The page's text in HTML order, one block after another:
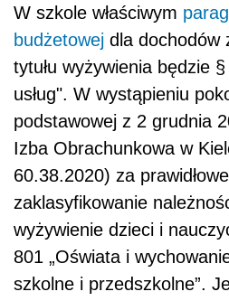
W szkole właściwym
budżetowej dla dochodów
tytułu wyżywienia będzie
usług". W wystąpieniu
podstawowej z 2 grudnia
Izba Obrachunkowa w
60.38.2020) za
zaklasyfikowanie
wyżywienie dzieci i
801 „Oświata i
szkolne i przedszkolne”.